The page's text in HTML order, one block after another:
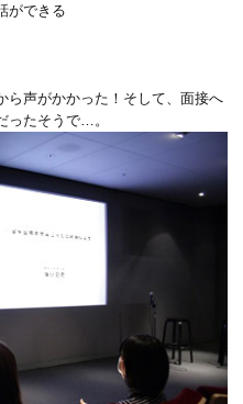
ができる
ら声がかかった！そして、面接へ
ったそうで…。